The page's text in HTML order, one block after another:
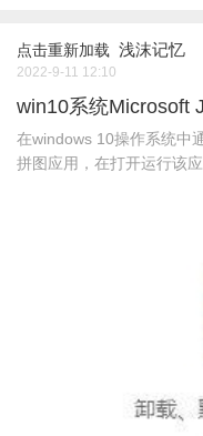
点击重新加载 浅沫记忆
2022-9-11 12:10
win10系统Microsoft
在windows 10操作系统中
拼图应用，在打开运行该应